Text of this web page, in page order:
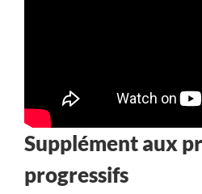
Supplément aux
progressifs